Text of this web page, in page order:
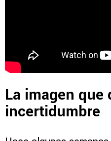
La imagen que
incertidumbre